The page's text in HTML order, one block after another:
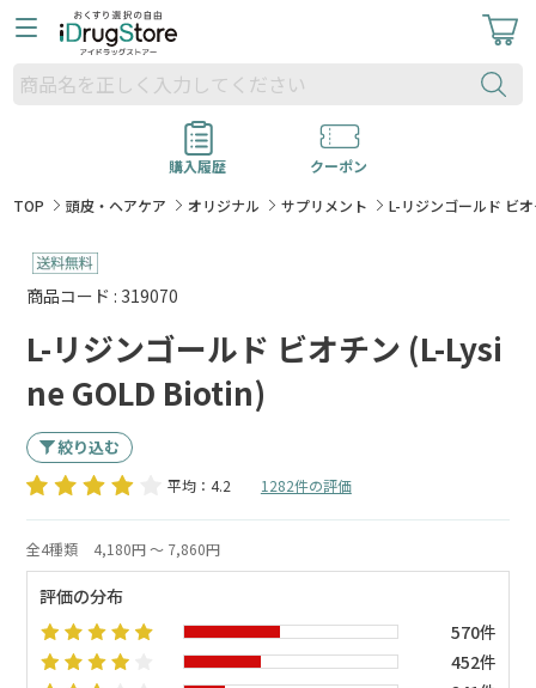
購入履歴
クーポン
TOP
頭皮・ヘアケア オリジナル サプリメント L-リジンゴールド ビ
商品コード : 319070
L-リジンゴールド ビオチン (L-Lysi
ne GOLD Biotin)
絞り込む
平均：4.2 1282件の評価
全4種類 4,180円 ～ 7,860円
評価の分布
570件
452件